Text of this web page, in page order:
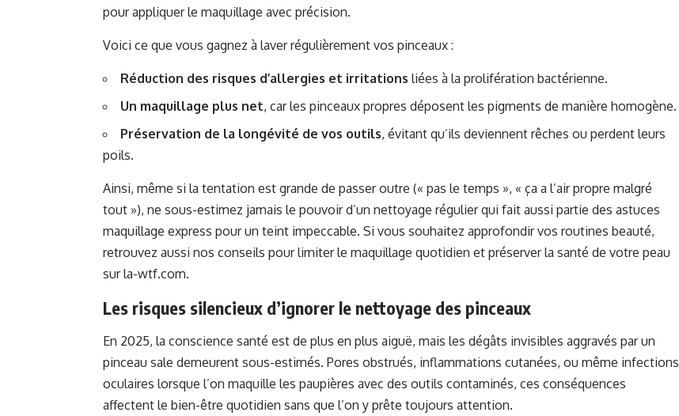
pour appliquer le maquillage avec précision.
Voici ce que vous gagnez à laver régulièrement vos pinceaux :
Réduction des risques d’allergies et irritations liées à la prolifération bactérienne.
Un maquillage plus net, car les pinceaux propres déposent les pigments de manière homogène.
Préservation de la longévité de vos outils, évitant qu’ils deviennent rêches ou perdent leurs
poils.
Ainsi, même si la tentation est grande de passer outre (« pas le temps », « ça a l’air propre malgré
tout »), ne sous-estimez jamais le pouvoir d’un nettoyage régulier qui fait aussi partie des astuces
maquillage express pour un teint impeccable. Si vous souhaitez approfondir vos routines beauté,
retrouvez aussi nos conseils pour limiter le maquillage quotidien et préserver la santé de votre peau
surla-wtf.com.
Les risques silencieux d’ignorer le nettoyage des pinceaux
En 2025, la conscience santé est de plus en plus aiguë, mais les dégâts invisibles aggravés par un
pinceau sale demeurent sous-estimés. Pores obstrués, inflammations cutanées, ou même infections
oculaires lorsque l’on maquille les paupières avec des outils contaminés, ces conséquences
affectent le bien-être quotidien sans que l’on y prête toujours attention.